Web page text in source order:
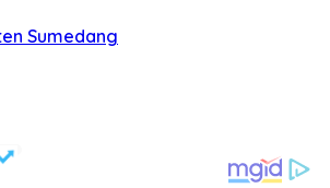
Sumedang